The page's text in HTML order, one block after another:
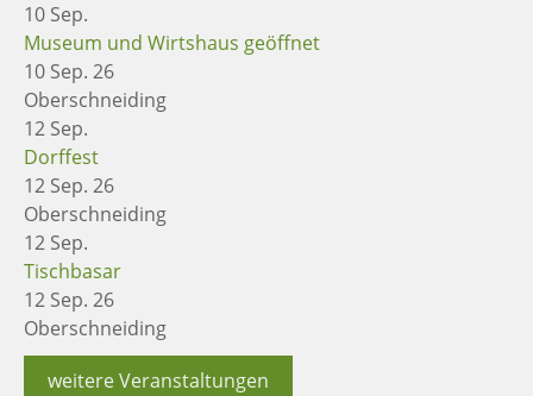
10 Sep.
Museum und Wirtshaus geöffnet
10 Sep. 26
Oberschneiding
12 Sep.
Dorffest
12 Sep. 26
Oberschneiding
12 Sep.
Tischbasar
12 Sep. 26
Oberschneiding
weitere Veranstaltungen